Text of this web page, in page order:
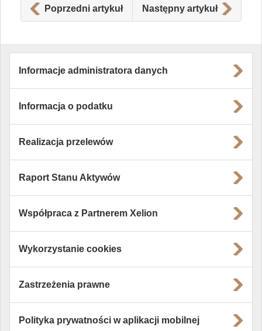
Poprzedni artykuł Następny artykuł
Informacje administratora danych
Informacja o podatku
Realizacja przelewów
Raport Stanu Aktywów
Współpraca z Partnerem Xelion
Wykorzystanie cookies
Zastrzeżenia prawne
Polityka prywatności w aplikacji mobilnej